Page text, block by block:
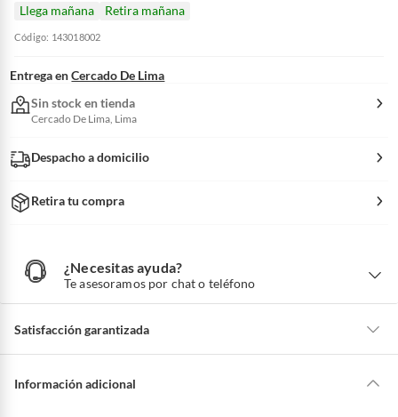
Llega mañana Retira mañana
Código: 143018002
Entrega en Cercado De Lima
Sin stock en tienda
Cercado De Lima, Lima
Despacho a domicilio
Retira tu compra
¿Necesitas ayuda?
Te asesoramos por chat o teléfono
N
e
d
Satisfacción garantizada
hacer una devolución.
Información adicional